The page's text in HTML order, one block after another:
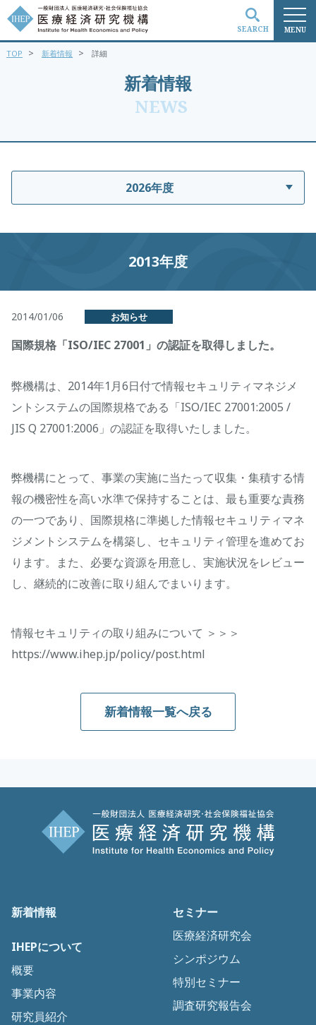
MENU
SEARCH
新着情報
NEWS
TOP > 新着情報 > 詳細
2026年度
2013年度
2014/01/06 お知らせ
国際規格「ISO/IEC 27001」の認証を取得しました。
弊機構は、2014年1月6日付で情報セキュリティマネジメ
ントシステムの国際規格である「ISO/IEC 27001:2005 /
JIS Q 27001:2006」の認証を取得いたしました。
弊機構にとって、事業の実施に当たって収集・集積する情
報の機密性を高い水準で保持することは、最も重要な責務
の一つであり、国際規格に準拠した情報セキュリティマネ
ジメントシステムを構築し、セキュリティ管理を進めてお
ります。また、必要な資源を用意し、実施状況をレビュー
し、継続的に改善に取り組んでまいります。
情報セキュリティの取り組みについて ＞＞＞
https://www.ihep.jp/policy/post.html
新着情報一覧へ戻る
新着情報
IHEPについて
概要
事業内容
研究員紹介
セミナー
医療経済研究会
シンポジウム
特別セミナー
調査研究報告会